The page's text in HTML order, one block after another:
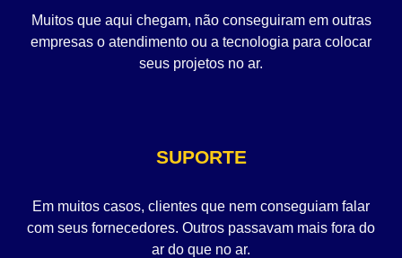
Muitos que aqui chegam, não conseguiram em outras
empresas o atendimento ou a tecnologia para colocar
seus projetos no ar.
SUPORTE
Em muitos casos, clientes que nem conseguiam falar
com seus fornecedores. Outros passavam mais fora do
ar do que no ar.